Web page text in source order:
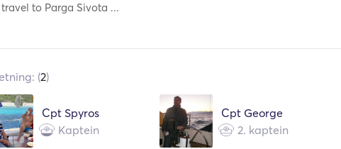
Automatisk
Håndholdte
brannslukkere
Værstasjon Utenbordsmotor VHF
to Parga Sivota ...
(2)
Cpt Spyros
Kaptein
Cpt George
2. kaptein